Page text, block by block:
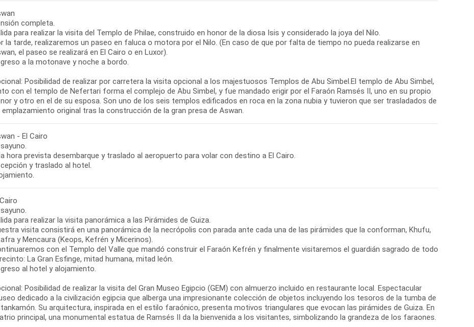
completa.
para realizar la visita del Templo de Philae, construido en honor de la diosa Isis y considerado la joya del Nilo.
la tarde, realizaremos un paseo en faluca o motora por el Nilo. (En caso de que por falta de tiempo no pueda realizarse en
el paseo se realizará en El Cairo o en Luxor).
a la motonave y noche a bordo.
Posibilidad de realizar por carretera la visita opcional a los majestuosos Templos de Abu Simbel.El templo de Abu Simbel,
con el templo de Nefertari forma el complejo de Abu Simbel, y fue mandado erigir por el Faraón Ramsés II, uno en su propio
y otro en el de su esposa. Son uno de los seis templos edificados en roca en la zona nubia y tuvieron que ser trasladados de
emplazamiento original tras la construcción de la gran presa de Aswan.
- El Cairo
hora prevista desembarque y traslado al aeropuerto para volar con destino a El Cairo.
y traslado al hotel.
para realizar la visita panorámica a las Pirámides de Guiza.
visita consistirá en una panorámica de la necrópolis con parada ante cada una de las pirámides que la conforman, Khufu,
y Mencaura (Keops, Kefrén y Micerinos).
con el Templo del Valle que mandó construir el Faraón Kefrén y finalmente visitaremos el guardián sagrado de todo
La Gran Esfinge, mitad humana, mitad león.
al hotel y alojamiento.
Posibilidad de realizar la visita del Gran Museo Egipcio (GEM) con almuerzo incluido en restaurante local. Espectacular
dedicado a la civilización egipcia que alberga una impresionante colección de objetos incluyendo los tesoros de la tumba de
Su arquitectura, inspirada en el estilo faraónico, presenta motivos triangulares que evocan las pirámides de Guiza. En
principal, una monumental estatua de Ramsés II da la bienvenida a los visitantes, simbolizando la grandeza de los faraones.